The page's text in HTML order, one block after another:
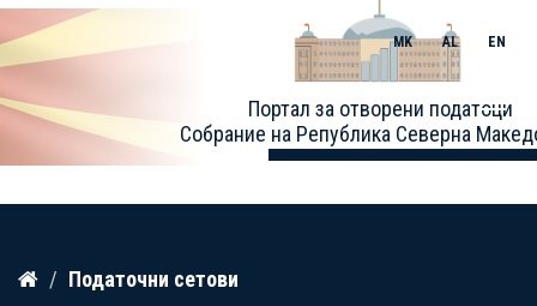
Прескокнете
Портал за отворени податоци
Собрание на Република Северна
MK AL EN
Toggle
Податочни сетови